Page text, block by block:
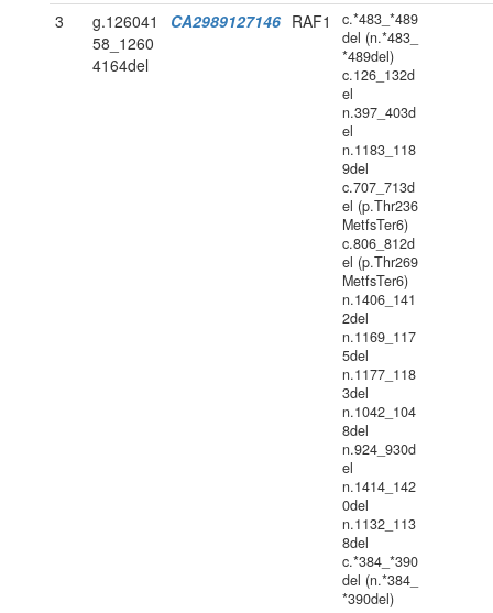
3
g.126041
58_1260
4164del
CA2989127146 RAF1
c.*483_*489
del (n.*483_
*489del)
c.126_132d
el
n.397_403d
el
n.1183_118
9del
c.707_713d
el (p.Thr236
MetfsTer6)
c.806_812d
el (p.Thr269
MetfsTer6)
n.1406_141
2del
n.1169_117
5del
n.1177_118
3del
n.1042_104
8del
n.924_930d
el
n.1414_142
0del
n.1132_113
8del
c.*384_*390
del (n.*384_
*390del)